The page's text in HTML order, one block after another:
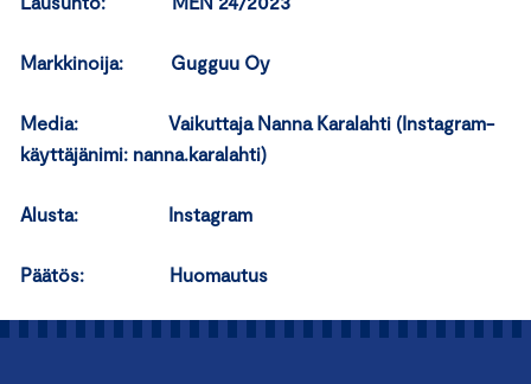
Markkinoija: Gugguu Oy
Media: Vaikuttaja Nanna Karalahti (Instagram-
käyttäjänimi: nanna.karalahti)
Alusta: Instagram
Päätös: Huomautus